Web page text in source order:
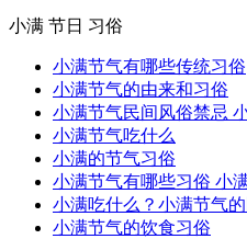
小满 节日 习俗
小满节气有哪些传统习俗
小满节气的由来和习俗
小满节气民间风俗禁忌
小满节气吃什么
小满的节气习俗
小满节气有哪些习俗 小
小满吃什么？小满节气
小满节气的饮食习俗